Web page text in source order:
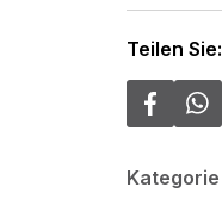
Teilen Sie:
Kategorie